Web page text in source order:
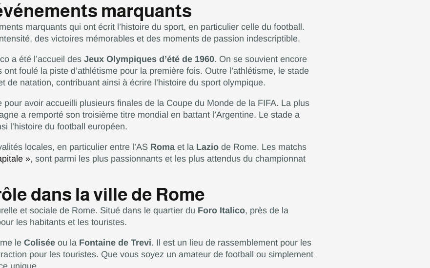
marquants
marquants qui ont écrit l’histoire du sport, en particulier celle du football.
des victoires mémorables et des moments de passion indescriptible.
a été l’accueil des Jeux Olympiques d’été de 1960. On se souvient encore
foulé la piste d’athlétisme pour la première fois. Outre l’athlétisme, le stade
natation, contribuant ainsi à écrire l’histoire du sport olympique.
avoir accueilli plusieurs finales de la Coupe du Monde de la FIFA. La plus
a remporté son troisième titre mondial en battant l’Argentine. Le stade a
l’histoire du football européen.
locales, en particulier entre l’AS Roma et la Lazio de Rome. Les matchs
», sont parmi les plus passionnants et les plus attendus du championnat
dans la ville de Rome
et sociale de Rome. Situé dans le quartier du Foro Italico, près de la
les habitants et les touristes.
le Colisée ou la Fontaine de Trevi. Il est un lieu de rassemblement pour les
pour les touristes. Que vous soyez un amateur de football ou simplement
unique.